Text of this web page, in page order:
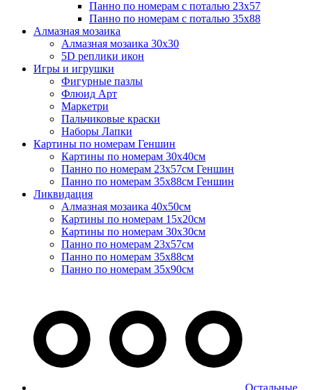
Панно по номерам с поталью 23х57
Панно по номерам с поталью 35х88
Алмазная мозаика
Алмазная мозаика 30х30
5D реплики икон
Игры и игрушки
Фигурные пазлы
Флюид Арт
Маркетри
Пальчиковые краски
Наборы Лапки
Картины по номерам Геншин
Картины по номерам 30х40см
Панно по номерам 23х57см Геншин
Панно по номерам 35х88см Геншин
Ликвидация
Алмазная мозаика 40х50см
Картины по номерам 15х20см
Картины по номерам 30х30см
Панно по номерам 23х57см
Панно по номерам 35х88см
Панно по номерам 35х90см
Остальные